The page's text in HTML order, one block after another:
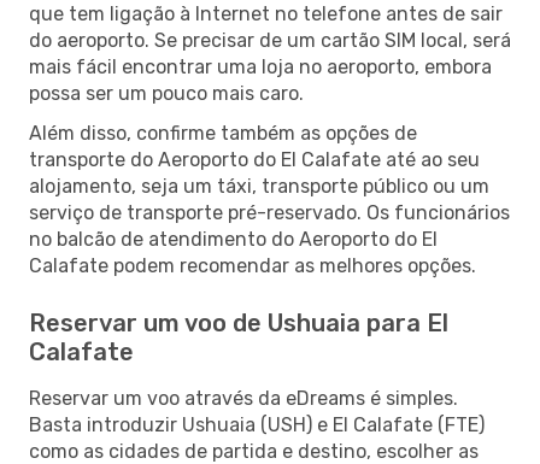
que tem ligação à Internet no telefone antes de sair
do aeroporto. Se precisar de um cartão SIM local, será
mais fácil encontrar uma loja no aeroporto, embora
possa ser um pouco mais caro.
Além disso, confirme também as opções de
transporte do Aeroporto do El Calafate até ao seu
alojamento, seja um táxi, transporte público ou um
serviço de transporte pré-reservado. Os funcionários
no balcão de atendimento do Aeroporto do El
Calafate podem recomendar as melhores opções.
Reservar um voo de Ushuaia para El
Calafate
Reservar um voo através da eDreams é simples.
Basta introduzir Ushuaia (USH) e El Calafate (FTE)
como as cidades de partida e destino, escolher as